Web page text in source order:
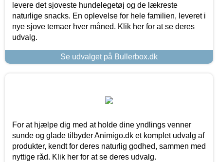
levere det sjoveste hundelegetøj og de lækreste
naturlige snacks. En oplevelse for hele familien, leveret i
nye sjove temaer hver måned. Klik her for at se deres
udvalg.
Se udvalget på Bullerbox.dk
For at hjælpe dig med at holde dine yndlings venner
sunde og glade tilbyder Animigo.dk et komplet udvalg af
produkter, kendt for deres naturlig godhed, sammen med
nyttige råd. Klik her for at se deres udvalg.